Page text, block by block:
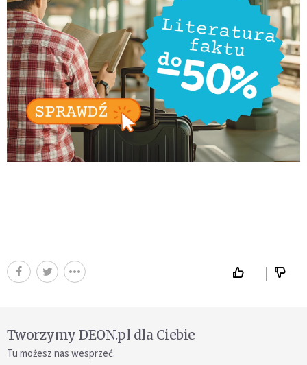
Tworzymy DEON.pl dla Ciebie
Tu możesz nas wesprzeć.